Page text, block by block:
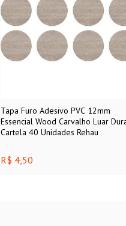
Tapa Furo Adesivo PVC 12mm
Essencial Wood Carvalho Luar
Cartela 40 Unidades Rehau
R$ 4,50